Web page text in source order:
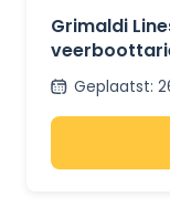
Grimaldi
minibusjes
Geplaatst: